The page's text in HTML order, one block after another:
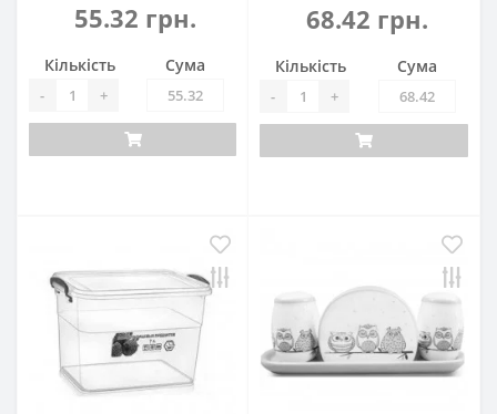
55.32 грн.
Кількість
- +
Сума
68.42 грн.
Кількість
- +
Сума